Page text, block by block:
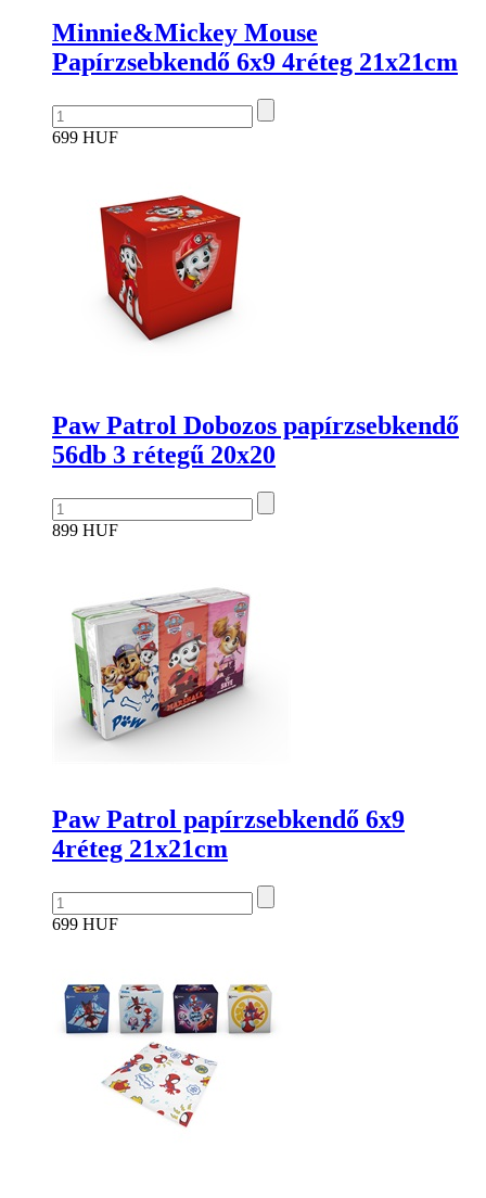
Minnie&Mickey Mouse
Papírzsebkendő 6x9 4réteg 21x21cm
699 HUF
Paw Patrol Dobozos papírzsebkendő
56db 3 rétegű 20x20
899 HUF
Paw Patrol papírzsebkendő 6x9
4réteg 21x21cm
699 HUF